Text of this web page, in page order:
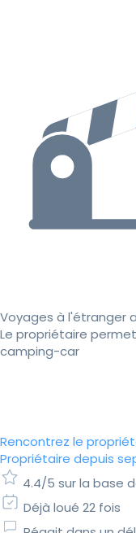
Voyages à l'étranger
Le propriétaire
camping-car
Rencontrez le
Propriétaire depuis
4.4/5 sur la base
Déjà loué 22 fois